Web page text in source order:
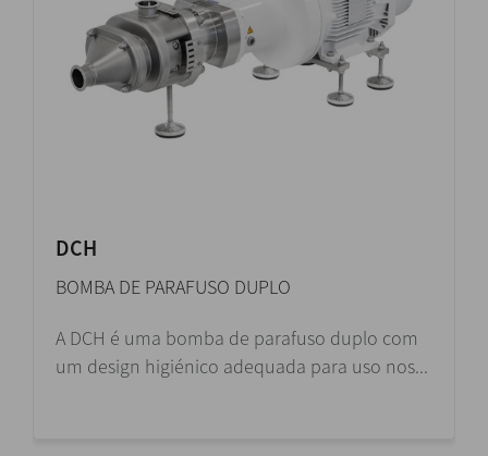
DCH
BOMBA DE PARAFUSO DUPLO
A DCH é uma bomba de parafuso duplo com
um design higiénico adequada para uso nos...